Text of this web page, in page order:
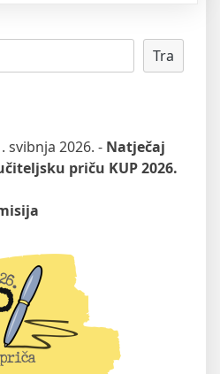
Tra
svibnja 2026. - Natječaj
priču KUP 2026.